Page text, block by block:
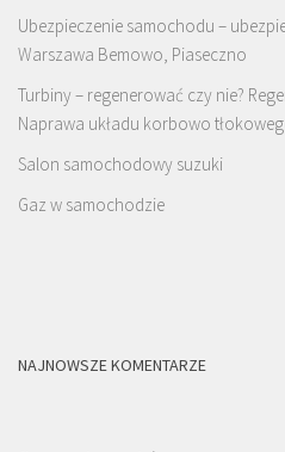
Ubezpieczenie samochodu –
Warszawa Bemowo, Piaseczno
Turbiny – regenerować czy nie?
Naprawa układu korbowo
Salon samochodowy suzuki
Gaz w samochodzie
NAJNOWSZE KOMENTARZE